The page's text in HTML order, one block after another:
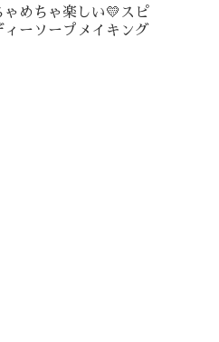
ゃめちゃ楽しい💛スピ
ィーソープメイキング